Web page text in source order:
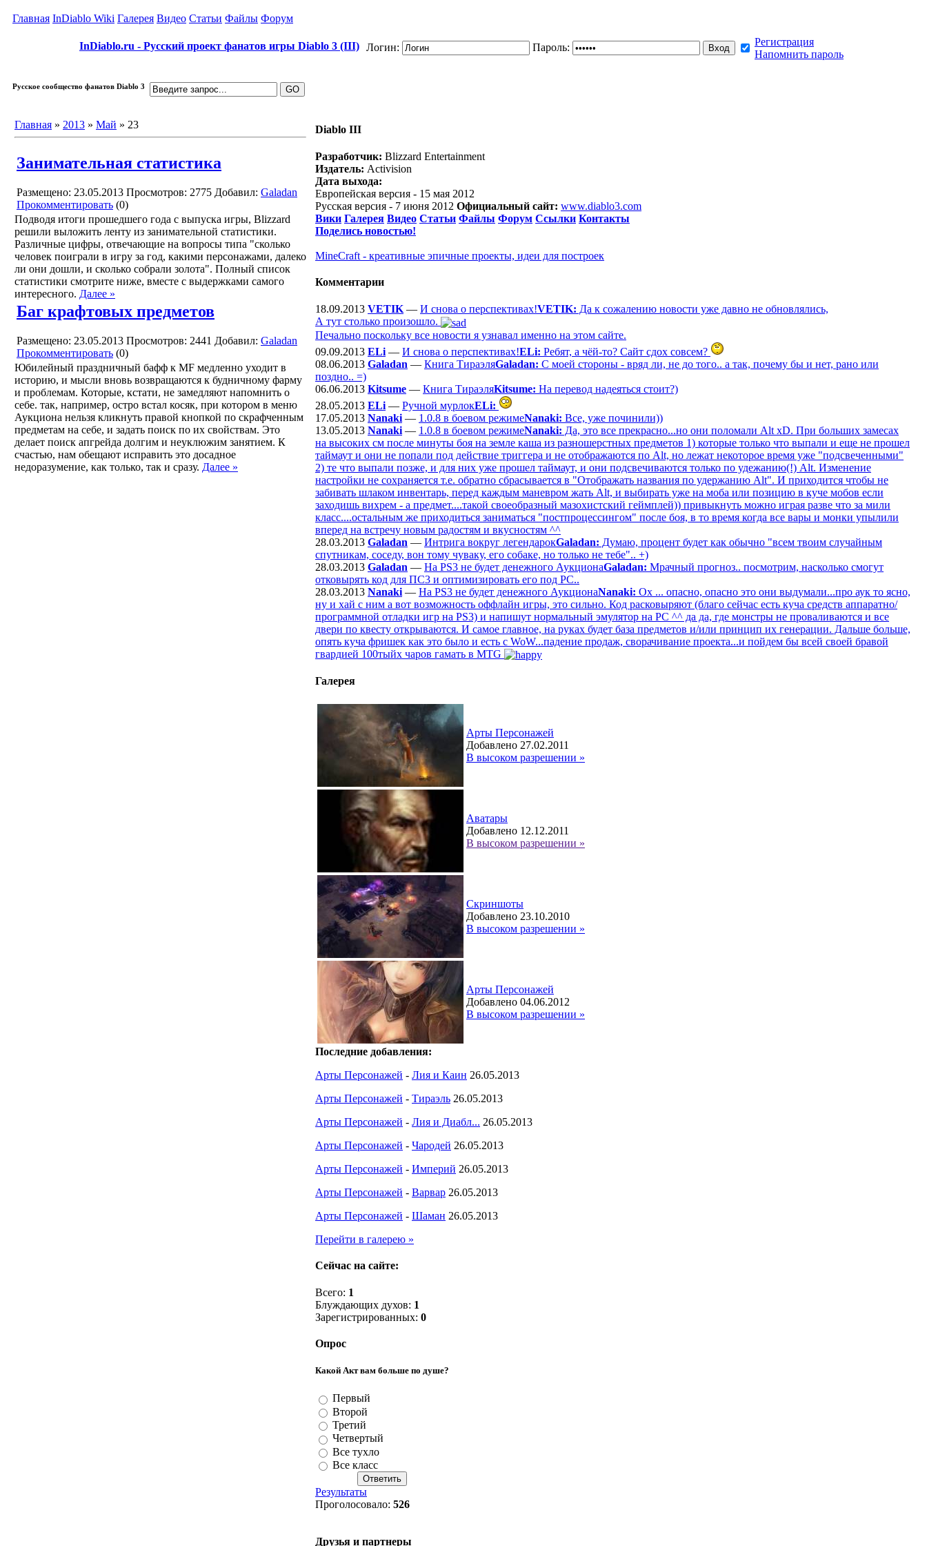
Главная InDiablo Wiki Галерея Видео Статьи Файлы Форум
InDiablo.ru - Русский проект фанатов игры Diablo 3 (III) Логин: Пароль:
Регистрация
Напомнить пароль
Русское сообщество фанатов Diablo 3
Главная » 2013 » Май » 23
Занимательная статистика
Размещено: 23.05.2013 Просмотров: 2775 Добавил: Galadan
Прокомментировать (0)
Подводя итоги прошедшего года с выпуска игры, Blizzard
решили выложить ленту из занимательной статистики.
Различные цифры, отвечающие на вопросы типа "сколько
человек поиграли в игру за год, какими персонажами, далеко
ли они дошли, и сколько собрали золота". Полный список
статистики смотрите ниже, вместе с выдержками самого
интересного. Далее »
Баг крафтовых предметов
Размещено: 23.05.2013 Просмотров: 2441 Добавил: Galadan
Прокомментировать (0)
Юбилейный праздничный бафф к MF медленно уходит в
историю, и мысли вновь возвращаются к будничному фарму
и проблемам. Которые, кстати, не замедляют напомнить о
себе. так, например, остро встал косяк, при котором в меню
Аукциона нельзя кликнуть правой кнопкой по скрафченным
предметам на себе, и задать поиск по их свойствам. Это
делает поиск апгрейда долгим и неуклюжим занятием. К
счастью, нам обещают исправить это досадное
недоразумение, как только, так и сразу. Далее »
Diablo III
Разработчик: Blizzard Entertainment
Издатель: Activision
Дата выхода:
Европейская версия - 15 мая 2012
Русская версия - 7 июня 2012 Официальный сайт: www.diablo3.com
Вики Галерея Видео Статьи Файлы Форум Ссылки Контакты
Поделись новостью!
MineCraft - креативные эпичные проекты, идеи для построек
Комментарии
18.09.2013 VETIK — И снова о перспективах!VETIK: Да к сожалению новости уже давно не обновлялись,
А тут столько произошло.
Печально поскольку все новости я узнавал именно на этом сайте.
09.09.2013 ELi — И снова о перспективах!ELi: Ребят, а чёй-то? Сайт сдох совсем?
08.06.2013 Galadan — Книга ТираэляGaladan: С моей стороны - вряд ли, не до того.. а так, почему бы и нет, рано или
поздно.. =)
06.06.2013 Kitsume — Книга ТираэляKitsume: На перевод надеяться стоит?)
28.05.2013 ELi — Ручной мурлокELi:
17.05.2013 Nanaki — 1.0.8 в боевом режимеNanaki: Все, уже починили))
13.05.2013 Nanaki — 1.0.8 в боевом режимеNanaki: Да, это все прекрасно...но они поломали Alt xD. При больших замесах
на высоких см после минуты боя на земле каша из разношерстных предметов 1) которые только что выпали и еще не прошел
таймаут и они не попали под действие триггера и не отображаются по Alt, но лежат некоторое время уже "подсвеченными"
2) те что выпали позже, и для них уже прошел таймаут, и они подсвечиваются только по удежанию(!) Alt. Изменение
настройки не сохраняется т.е. обратно сбрасывается в "Отображать названия по удержанию Alt". И приходится чтобы не
забивать шлаком инвентарь, перед каждым маневром жать Alt, и выбирать уже на моба или позицию в куче мобов если
заходишь вихрем - а предмет....такой своеобразный мазохистский геймплей)) привыкнуть можно играя разве что за мили
класс....остальным же приходиться заниматься "постпроцессингом" после боя, в то время когда все вары и монки упылили
вперед на встречу новым радостям и вкусностям ^^
28.03.2013 Galadan — Интрига вокруг легендарокGaladan: Думаю, процент будет как обычно "всем твоим случайным
спутникам, соседу, вон тому чуваку, его собаке, но только не тебе".. +)
28.03.2013 Galadan — На PS3 не будет денежного АукционаGaladan: Мрачный прогноз.. посмотрим, насколько смогут
отковырять код для ПС3 и оптимизировать его под РС..
28.03.2013 Nanaki — На PS3 не будет денежного АукционаNanaki: Ох ... опасно, опасно это они выдумали...про аук то ясно,
ну и хай с ним а вот возможность оффлайн игры, это сильно. Код расковыряют (благо сейчас есть куча средств аппаратно/
программной отладки игр на PS3) и напишут нормальный эмулятор на PC ^^ да да, где монстры не проваливаются и все
двери по квесту открываются. И самое главное, на руках будет база предметов и/или принцип их генерации. Дальше больше,
опять куча фришек как это было и есть с WoW...падение продаж, сворачивание проекта...и пойдем бы всей своей бравой
гвардией 100тыйх чаров гамать в MTG
Галерея
Арты Персонажей
Добавлено 27.02.2011
В высоком разрешении »
Аватары
Добавлено 12.12.2011
В высоком разрешении »
Скриншоты
Добавлено 23.10.2010
В высоком разрешении »
Арты Персонажей
Добавлено 04.06.2012
В высоком разрешении »
Последние добавления:
Арты Персонажей - Лия и Каин 26.05.2013
Арты Персонажей - Тираэль 26.05.2013
Арты Персонажей - Лия и Диабл... 26.05.2013
Арты Персонажей - Чародей 26.05.2013
Арты Персонажей - Империй 26.05.2013
Арты Персонажей - Варвар 26.05.2013
Арты Персонажей - Шаман 26.05.2013
Перейти в галерею »
Сейчас на сайте:
Всего: 1
Блуждающих духов: 1
Зарегистрированных: 0
Опрос
Какой Акт вам больше по душе?
Первый
Второй
Третий
Четвертый
Все тухло
Все класс
Результаты
Проголосовало: 526
Друзья и партнеры